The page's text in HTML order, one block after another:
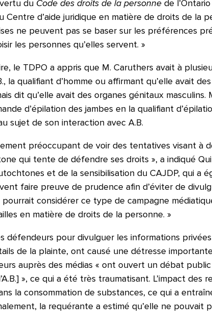
du Code des droits de la personnede
Centre d’aide juridique en matière de droits de la
ne peuvent pas se baser sur les préférences
les personnes qu’elles servent. »
le TDPO a appris que M. Caruthers avait à
la qualifiant d’homme ou affirmant qu’elle avait
dit qu’elle avait des organes génitaux
d’épilation des jambes en la qualifiant
sujet de son interaction avec A.B.
préoccupant de voir des tentatives visant à
qui tente de défendre ses droits », a indiqué
et de la sensibilisation du CAJDP, qui a
faire preuve de prudence afin d’éviter de
considérer ce type de campagne
en matière de droits de la personne. »
défendeurs pour divulguer les informations privées
de la plainte, ont causé une détresse
auprès des médias « ont ouvert un débat
», ce qui a été très traumatisant. L’impact des
la consommation de substances, ce qui a
la requérante a estimé qu’elle ne pouvait